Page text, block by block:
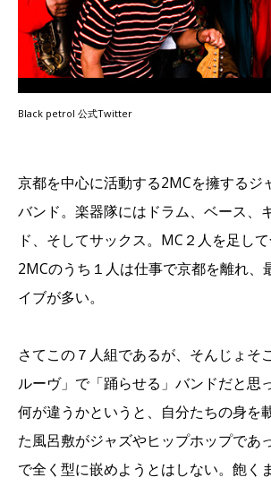
Black petrol 公式Twitter
京都を中心に活動する2MCを擁するジ
バンド。楽器隊にはドラム、ベース、
ド、そしてサックス。MC２人を足して
2MCのうち１人は仕事で京都を離れ、
イブが多い。
さてこの７人組であるが、そんじょそ
ルーヴ」で「踊らせる」バンドだと思
何が違うかというと、自分たちの身を
た風呂敷がジャズやヒップホップであ
で全く型に嵌めようとはしない。飽く